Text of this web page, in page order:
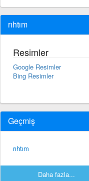
rıhtım
Resimler
Google Resimler
Bing Resimler
Geçmiş
rıhtım
Daha fazla...